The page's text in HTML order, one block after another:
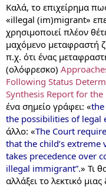
Καλά, το επιχείρημα
«illegal (im)migrant»
χρησιμοποιεί πλέον
μαχόμενο μεταφραστή
π.χ. ότι ένας
(ολόφρεσκο)
Following Status
Synthesis Report for the
ένα σημείο γράφει: «
the possibilities of legal
άλλο: «The Court
that the child’s
takes precedence over
illegal immigrant”.» Τι
αλλάξει το λεκτικό